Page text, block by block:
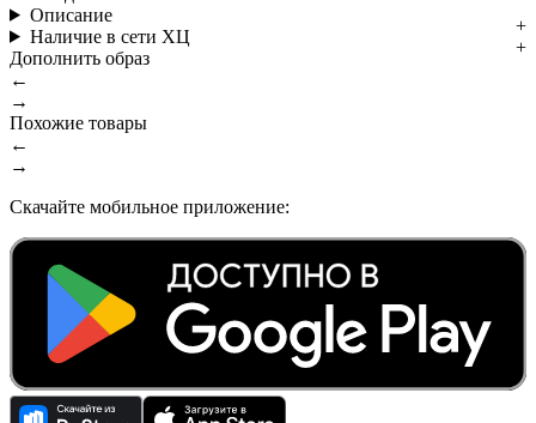
Описание
Наличие в сети ХЦ
Дополнить образ
←
→
Похожие товары
←
→
Скачайте мобильное приложение: